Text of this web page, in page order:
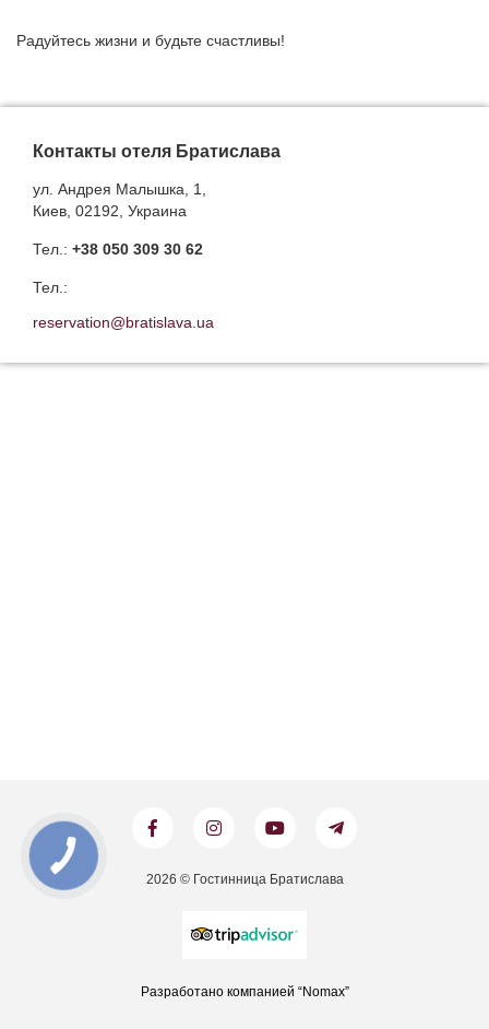
Радуйтесь жизни и будьте счастливы!
Контакты отеля Братислава
ул. Андрея Малышка, 1,
Киев, 02192, Украина
Тел.: +38 050 309 30 62
Тел.:
reservation@bratislava.ua
2026 © Гостинница Братислава
Разработано компанией “Nomax”